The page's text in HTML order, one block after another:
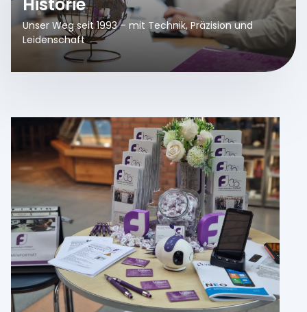
KARRIERE
QUANOS
KONTAKT
Ebertstraße 80 | 26382 Wilhelmshaven
kontakt@format-docu.de
Unser Weg seit 1993 – mit Technik, Präzision und
Leidenschaft